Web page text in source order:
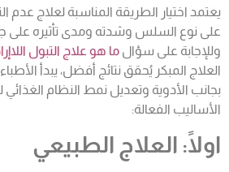
يعتمد اختيار الطريقة المناسبة لعلاج عدم
على نوع السلس وشدته ومدى تأثيره على
وللإجابة على سؤال ما هو علاج التبول
العلاج المبكر يُحقق نتائج أفضل، يبدأ
بجانب الأدوية وتعديل نمط النظام الغذائي
الأساليب الفعالة:
اولًا: العلاج الطبيعي